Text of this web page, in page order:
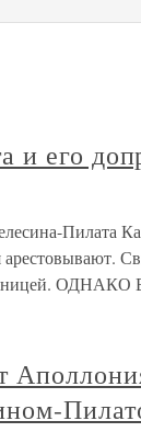
и его
Пилата
пьяницей.